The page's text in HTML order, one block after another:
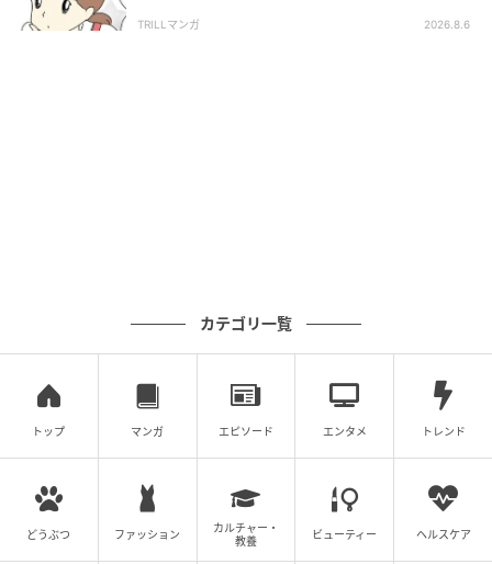
TRILLマンガ 2026.8.6
カテゴリ一覧
トップ マンガ エピソード エンタメ トレンド
どうぶつ ファッション
カルチャー・
教養
ビューティー ヘルスケア